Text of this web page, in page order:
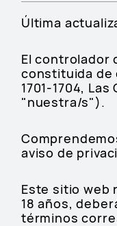
Última
El controlador
constituida de
1701-1704,
"nuestra/s").
aviso de
Este sitio web
18 años,
términos